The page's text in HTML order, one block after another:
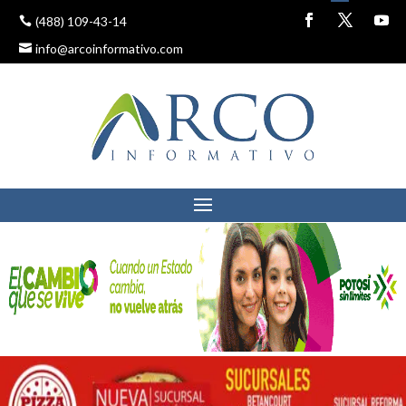
(488) 109-43-14
info@arcoinformativo.com